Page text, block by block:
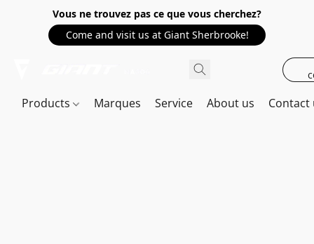
Vous ne trouvez pas ce que vous cherchez?
Come and visit us at Giant Sherbrooke!
Products Marques Service About us Contact